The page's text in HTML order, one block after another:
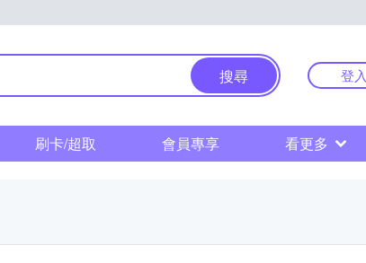
搜尋 登入
刷卡/超取 會員專享 看更多